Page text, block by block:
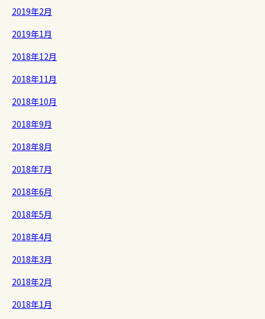
2019年2月
2019年1月
2018年12月
2018年11月
2018年10月
2018年9月
2018年8月
2018年7月
2018年6月
2018年5月
2018年4月
2018年3月
2018年2月
2018年1月